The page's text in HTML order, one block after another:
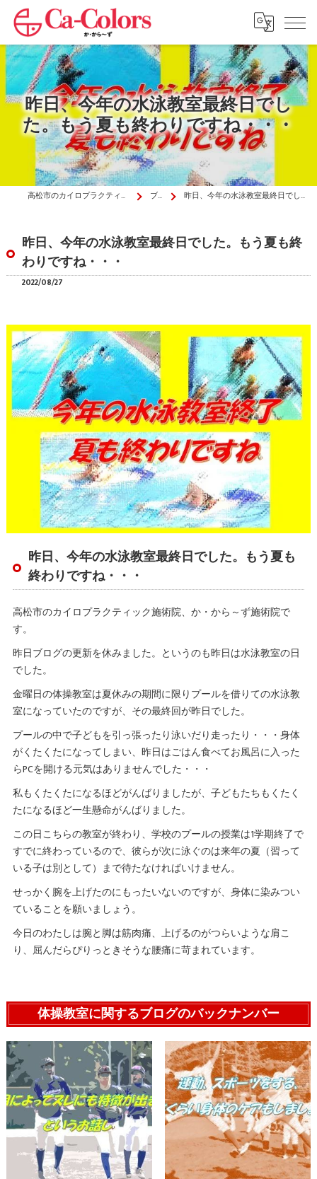
昨日、今年の水泳教室最終日でし
た。もう夏も終わりですね・・・
高松市のカイロプラクティックはか・から～ず施術院 ブログ 昨日、今年の水泳教室最終日でした。もう夏も終わりですね・・・
昨日、今年の水泳教室最終日でした。もう夏も終
わりですね・・・
2022/08/27
昨日、今年の水泳教室最終日でした。もう夏も
終わりですね・・・
高松市のカイロプラクティック施術院、か・から～ず施術院で
す。
昨日ブログの更新を休みました。というのも昨日は水泳教室の日
でした。
金曜日の体操教室は夏休みの期間に限りプールを借りての水泳教
室になっていたのですが、その最終回が昨日でした。
プールの中で子どもを引っ張ったり泳いだり走ったり・・・身体
がくたくたになってしまい、昨日はごはん食べてお風呂に入った
らPCを開ける元気はありませんでした・・・
私もくたくたになるほどがんばりましたが、子どもたちもくたく
たになるほど一生懸命がんばりました。
この日こちらの教室が終わり、学校のプールの授業は1学期終了で
すでに終わっているので、彼らが次に泳ぐのは来年の夏（習って
いる子は別として）まで待たなければいけません。
せっかく腕を上げたのにもったいないのですが、身体に染みつい
ていることを願いましょう。
今日のわたしは腕と脚は筋肉痛、上げるのがつらいような肩こ
り、屈んだらぴりっときそうな腰痛に苛まれています。
体操教室に関するブログのバックナンバー